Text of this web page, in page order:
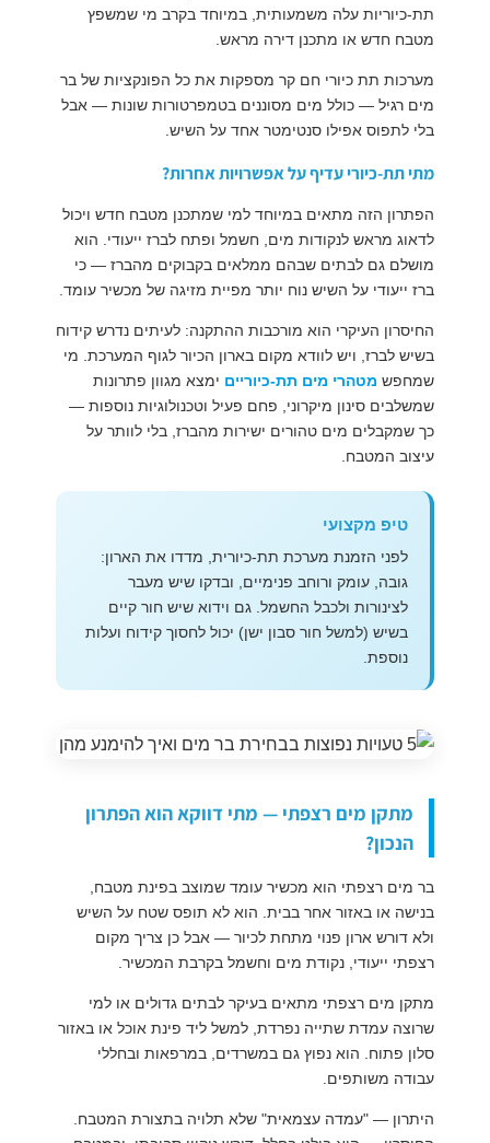
תת-כיוריות עלה משמעותית, במיוחד בקרב מי שמשפץ
מטבח חדש או מתכנן דירה מראש.
מערכות תת כיורי חם קר מספקות את כל הפונקציות של בר
מים רגיל — כולל מים מסוננים בטמפרטורות שונות — אבל
בלי לתפוס אפילו סנטימטר אחד על השיש.
מתי תת-כיורי עדיף על אפשרויות אחרות?
הפתרון הזה מתאים במיוחד למי שמתכנן מטבח חדש ויכול
לדאוג מראש לנקודות מים, חשמל ופתח לברז ייעודי. הוא
מושלם גם לבתים שבהם ממלאים בקבוקים מהברז — כי
ברז ייעודי על השיש נוח יותר מפיית מזיגה של מכשיר עומד.
החיסרון העיקרי הוא מורכבות ההתקנה: לעיתים נדרש קידוח
בשיש לברז, ויש לוודא מקום בארון הכיור לגוף המערכת. מי
שמחפש מטהרי מים תת-כיוריים ימצא מגוון פתרונות
שמשלבים סינון מיקרוני, פחם פעיל וטכנולוגיות נוספות —
כך שמקבלים מים טהורים ישירות מהברז, בלי לוותר על
עיצוב המטבח.
טיפ מקצועי
לפני הזמנת מערכת תת-כיורית, מדדו את הארון:
גובה, עומק ורוחב פנימיים, ובדקו שיש מעבר
לצינורות ולכבל החשמל. גם וידוא שיש חור קיים
בשיש (למשל חור סבון ישן) יכול לחסוך קידוח ועלות
נוספת.
מתקן מים רצפתי — מתי דווקא הוא הפתרון
הנכון?
בר מים רצפתי הוא מכשיר עומד שמוצב בפינת מטבח,
בנישה או באזור אחר בבית. הוא לא תופס שטח על השיש
ולא דורש ארון פנוי מתחת לכיור — אבל כן צריך מקום
רצפתי ייעודי, נקודת מים וחשמל בקרבת המכשיר.
מתקן מים רצפתי מתאים בעיקר לבתים גדולים או למי
שרוצה עמדת שתייה נפרדת, למשל ליד פינת אוכל או באזור
סלון פתוח. הוא נפוץ גם במשרדים, במרפאות ובחללי
עבודה משותפים.
היתרון — "עמדה עצמאית" שלא תלויה בתצורת המטבח.